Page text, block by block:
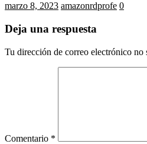
marzo 8, 2023 amazonrdprofe 0
Deja una respuesta
Tu dirección de correo electrónico no
Comentario *